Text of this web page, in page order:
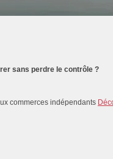
sans perdre le contrôle ?
commerces indépendants